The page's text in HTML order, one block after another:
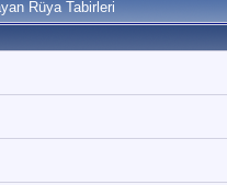
Rüya Tabirleri